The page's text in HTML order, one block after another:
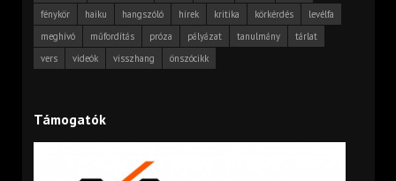
fénykör
haiku hangszóló hírek kritika körkérdés
levélfa
meghívó
műfordítás próza pályázat tanulmány
tárlat
vers
videók visszhang önszócikk
Támogatók